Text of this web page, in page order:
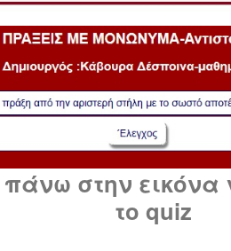
στην εικόνα
το quiz